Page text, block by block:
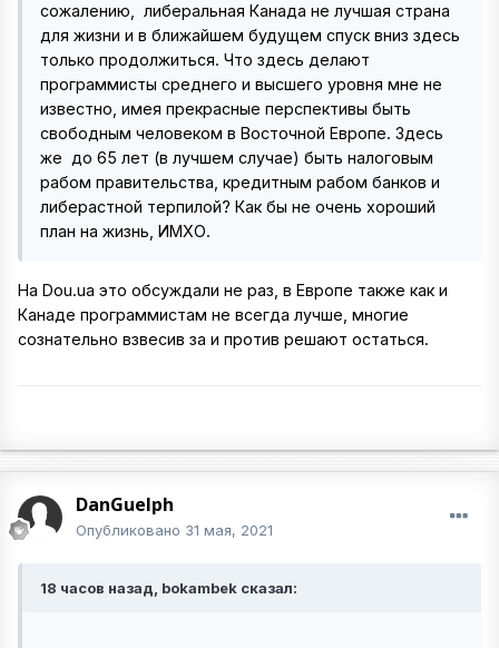
сожалению, либеральная Канада не лучшая страна
для жизни и в ближайшем будущем спуск вниз здесь
только продолжиться. Что здесь делают
программисты среднего и высшего уровня мне не
известно, имея прекрасные перспективы быть
свободным человеком в Восточной Европе. Здесь
же до 65 лет (в лучшем случае) быть налоговым
рабом правительства, кредитным рабом банков и
либерастной терпилой? Как бы не очень хороший
план на жизнь, ИМХО.
На Dou.ua это обсуждали не раз, в Европе также как и
Канаде программистам не всегда лучше, многие
сознательно взвесив за и против решают остаться.
DanGuelph
Опубликовано 31 мая, 2021
18 часов назад, bokambek сказал: